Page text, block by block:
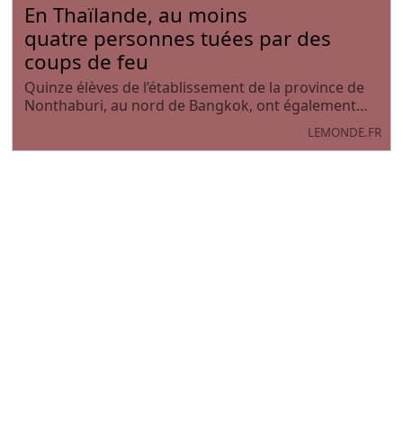
En Thaïlande, au moins
quatre personnes tuées par des
coups de feu
Quinze élèves de l’établissement de la province de
Nonthaburi, au nord de Bangkok, ont également
été blessés en tentant de fuir, selon le vice-ministre
LEMONDE.FR